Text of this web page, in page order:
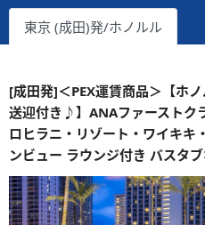
東京 (成田)発/ホノルル
[成田発]＜PEX運賃商品＞【ホ
送迎付き♪】ANAファーストク
ロヒラニ・リゾート・ワイキキ
ンビュー ラウンジ付き バスタ